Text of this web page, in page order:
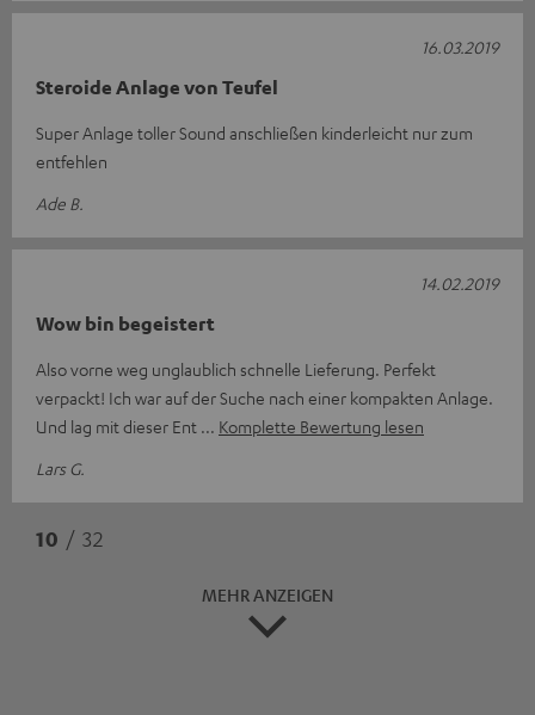
Steroide Anlage von Teufel
Super Anlage toller Sound anschließen kinderleicht nur zum
entfehlen
Ade B.
16.03.2019
Wow bin begeistert
Also vorne weg unglaublich schnelle Lieferung. Perfekt
verpackt! Ich war auf der Suche nach einer kompakten Anlage.
Und lag mit dieser Ent
Komplette Bewertung lesen
Lars G.
14.02.2019
10 / 32
MEHR ANZEIGEN